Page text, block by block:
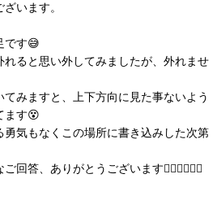
います。
です😅
れると思い外してみましたが、外れませ
てみますと、上下方向に見た事ないよう
ます😵
勇気もなくこの場所に書き込みした次第
回答、ありがとうございます🙇🏽‍♂️🙇🏽‍♂️